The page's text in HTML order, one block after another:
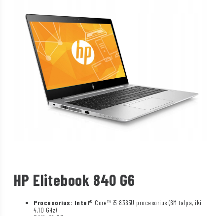
HP Elitebook 840 G6
Procesorius: Intel® Core™ i5-8365U procesorius (6M talpa, iki
4,10 GHz)